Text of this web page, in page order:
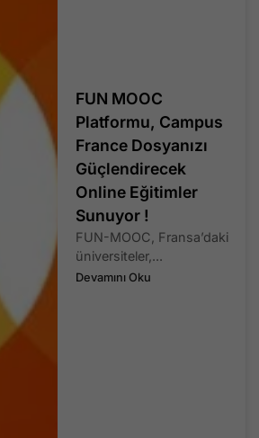
FUN MOOC
Platformu, Campus
France Dosyanızı
Güçlendirecek
Online Eğitimler
Sunuyor !
FUN-MOOC, Fransa’daki
üniversiteler,...
Devamını Oku